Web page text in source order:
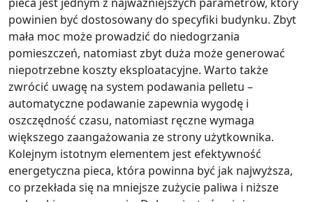
powinien być dostosowany do specyfiki budynku. Zbyt
mała moc może prowadzić do niedogrzania
pomieszczeń, natomiast zbyt duża może generować
niepotrzebne koszty eksploatacyjne. Warto także
zwrócić uwagę na system podawania pelletu –
automatyczne podawanie zapewnia wygodę i
oszczędność czasu, natomiast ręczne wymaga
większego zaangażowania ze strony użytkownika.
Kolejnym istotnym elementem jest efektywność
energetyczna pieca, która powinna być jak najwyższa,
co przekłada się na mniejsze zużycie paliwa i niższe